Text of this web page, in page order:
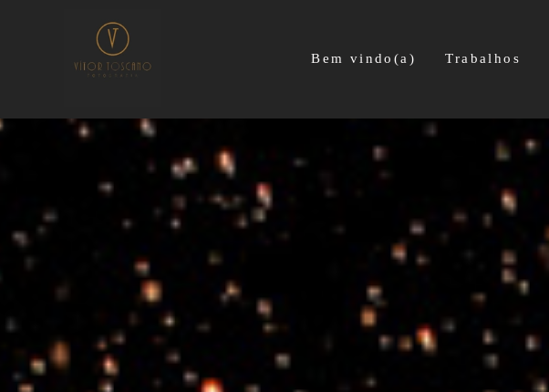
Bem vindo(a) Trabalhos